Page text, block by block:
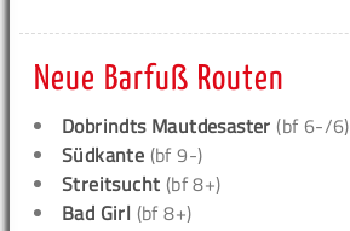
Neue Barfuß Routen
Dobrindts Mautdesaster (bf 6-/6)
Südkante (bf 9-)
Streitsucht (bf 8+)
Bad Girl (bf 8+)